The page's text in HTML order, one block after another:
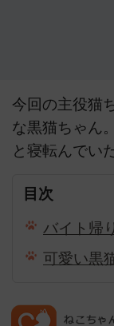
今回の主役猫
な黒猫ちゃん
と寝転んでい
目次
バイト帰
可愛い黒